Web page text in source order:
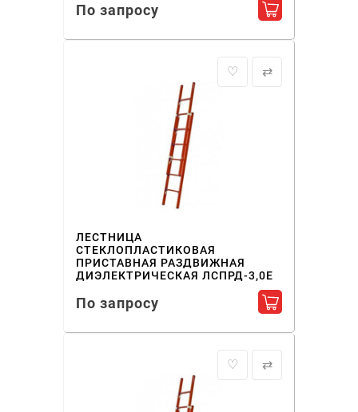
По запросу Добавить в
♡ ⇄
ЛЕСТНИЦА
СТЕКЛОПЛАСТИКОВАЯ
ПРИСТАВНАЯ РАЗДВИЖНАЯ
ДИЭЛЕКТРИЧЕСКАЯ ЛСПРД-3,0Е
По запросу Добавить в
♡ ⇄